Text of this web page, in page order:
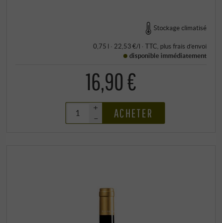
Stockage climatisé
0,75 l · 22,53 €/l · TTC , plus frais d’envoi
disponible immédiatement
16,90 €
+
–
ACHETER